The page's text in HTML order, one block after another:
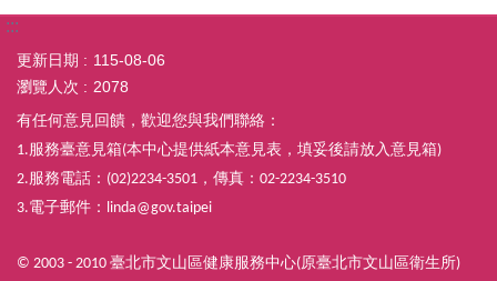
:::
更新日期
115-08-06
瀏覽人次
2078
有任何意見回饋，歡迎您與我們聯絡：
1.服務臺意見箱(本中心提供紙本意見表，填妥後請放入意見箱)
2.服務電話： (02)2234-3501 ，傳真： 02-2234-3510
3.電子郵件： linda@gov.taipei
© 2003 - 2010 臺北市文山區健康服務中心(原臺北市文山區衛生所)